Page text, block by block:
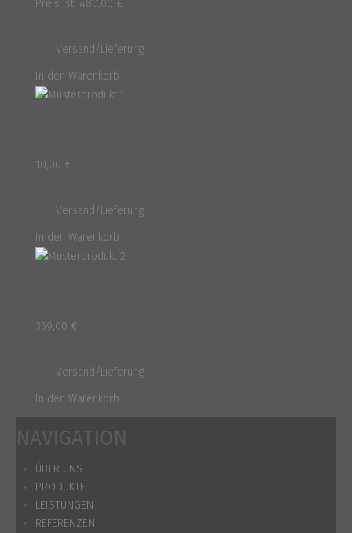
Preis ist: 480,00 €.
Versand/Lieferung
In den Warenkorb
10,00 €
Versand/Lieferung
In den Warenkorb
359,00 €
Versand/Lieferung
In den Warenkorb
NAVIGATION
ÜBER UNS
PRODUKTE
LEISTUNGEN
REFERENZEN